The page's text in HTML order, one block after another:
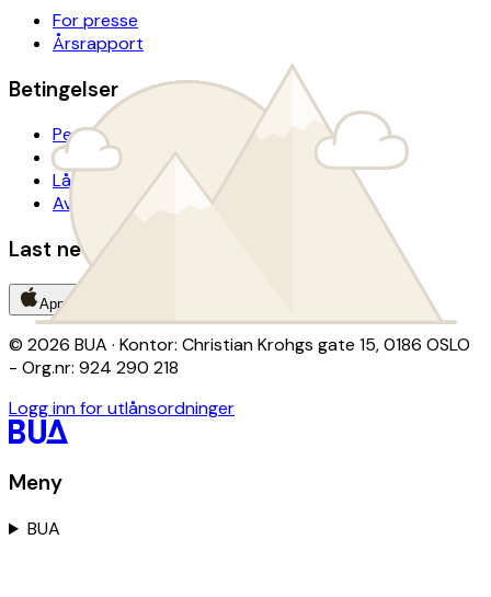
For presse
Årsrapport
Betingelser
Personvern
Tilgjengelighetserklæring
Lånevilkår
Avtalevilkår donasjon
Last ned BUA-appen
App Store
© 2026 BUA · Kontor: Christian Krohgs gate 15, 0186 OSLO
- Org.nr: 924 290 218
Logg inn for utlånsordninger
Meny
BUA